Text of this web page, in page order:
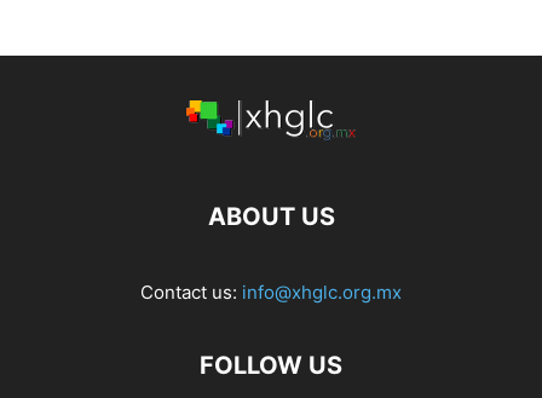
ABOUT US
Contact us: info@xhglc.org.mx
FOLLOW US